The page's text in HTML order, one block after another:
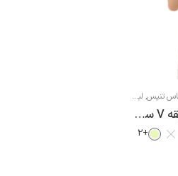
تنیس, لباس تنیس مردانه
تی شرت تنیس مردانه یقه V سری ACE
+2